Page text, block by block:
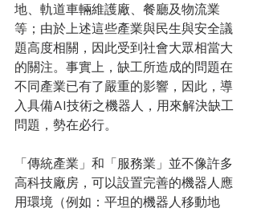
地、軌道車輛維護廠、餐廳及物流業
等；由於上述這些產業與民生與安全議
題高度相關，因此受到社會大眾相當大
的關注。事實上，缺工所造成的問題在
不同產業已有了嚴重的影響，因此，導
入具備AI技術之機器人，用來解決缺工
問題，勢在必行。
「傳統產業」和「服務業」並不像許多
高科技廠房，可以設置完善的機器人應
用環境（例如：平坦的機器人移動地